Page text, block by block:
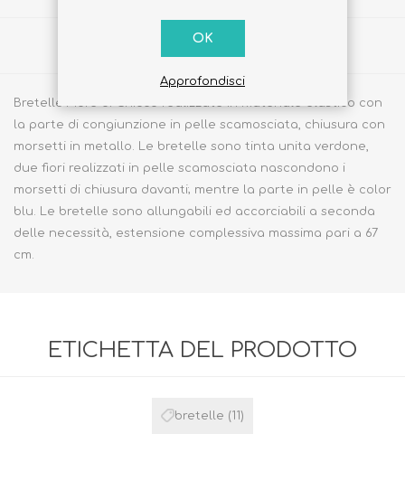
Bretelle Fiore di Chicco realizzate in materiale elastico con
la parte di congiunzione in pelle scamosciata, chiusura con
morsetti in metallo. Le bretelle sono tinta unita verdone,
due fiori realizzati in pelle scamosciata nascondono i
morsetti di chiusura davanti; mentre la parte in pelle è color
blu. Le bretelle sono allungabili ed accorciabili a seconda
delle necessità, estensione complessiva massima pari a 67
cm.
ETICHETTA DEL PRODOTTO
bretelle (11)
OK
Approfondisci